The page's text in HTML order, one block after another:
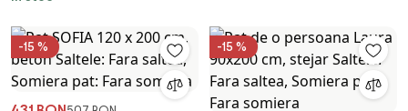
-15 % -15 %